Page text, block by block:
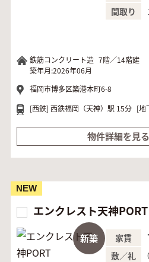
間取り
鉄筋コンクリート造 7階／14階建
築年月:2026年06月
福岡市博多区築港本町6-8
[西鉄] 西鉄福岡（天神）駅 15分 [地
物件詳細を見る
エンクレスト天神
NEW
新築 家賃
敷／礼